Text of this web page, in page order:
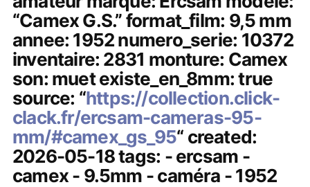
“Camex G.S.” format_film: 9,5 mm
annee: 1952 numero_serie: 10372
inventaire: 2831 monture: Camex
son: muet existe_en_8mm: true
source: “https://collection.click-
clack.fr/ercsam-cameras-95-
mm/#camex_gs_95“ created:
2026-05-18 tags: - ercsam -
camex - 9.5mm - caméra - 1952